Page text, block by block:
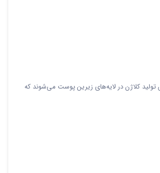
کلاژن در لایه‌های زیرین پوست می‌شوند که